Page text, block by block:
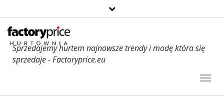
Sprzedajemy hurtem najnowsze trendy i modę która się
sprzedaje - Factoryprice.eu